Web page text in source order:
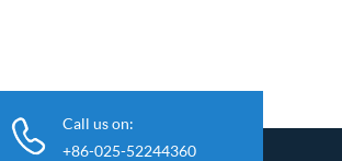
Call us on:
+86-025-52244360